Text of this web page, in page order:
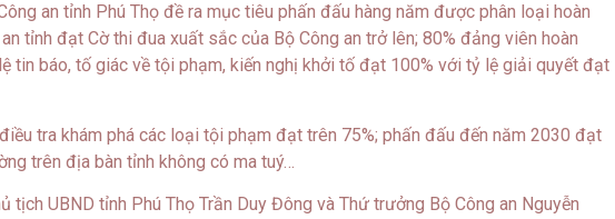
an tỉnh Phú Thọ đề ra mục tiêu phấn đấu hàng năm được phân loại hoàn
tỉnh đạt Cờ thi đua xuất sắc của Bộ Công an trở lên; 80% đảng viên hoàn
tin báo, tố giác về tội phạm, kiến nghị khởi tố đạt 100% với tỷ lệ giải quyết đạt
tra khám phá các loại tội phạm đạt trên 75%; phấn đấu đến năm 2030 đạt
trên địa bàn tỉnh không có ma tuý…
tịch UBND tỉnh Phú Thọ Trần Duy Đông và Thứ trưởng Bộ Công an Nguyễn